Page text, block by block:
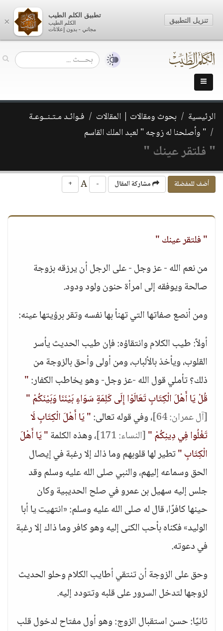
الرئيسية بحوث ومقالات | المقالات
فـوائـد مـتـنــوعـة
" وأصلحنا له زوجه " لعبد الملك القاسم
" فلتقر عينك "
أضف للمفضلة مشاركة المقال -
+
" فلتقر عينك "
من نعم الله - عز وجل - على الرجل أن يرزقه بزوجة
صالحة ويوفقه إلى امرأة حنون ولود ودود.
ومن أنصع صفاتها التي تهنأ بها نفسه وتقر برؤيتها عينه:
أولاً: طيب الكلام وانتقاؤه: فإن طيب الحديث يأسر
القلوب، ويأخذ بالألباب، ومن أولى وأحق بالزوجة من
ذلك؟ تأملي قول الله -عز وجل- وهو يخاطب الكفار:"
قُلْ يَا أَهْلَ الْكِتَابِ تَعَالَوْا إِلَى كَلِمَةٍ سَوَاءٍ بَيْنَنَا وَبَيْنَكُمْ "
[آل عمران: 64]
، وفي قوله تعالى:" يَا أَهْلَ الْكِتَابِ لَا
تَغْلُوا فِي دِينِكُمْ "[النساء: 171] ، وهذه الكلمة" يَا أَهْلَ
الْكِتَابِ "تطير لها قلوبهم وما ذاك إلا رغبة في إيصال
الحق وسماعه إليهم، والنبي صلى الله عليه وسلم وقد
جلس إليه سهيل بن عمرو في صلح الحديبية وكان
حينها كافرًا، قال له صلى الله عليه وسلم: «انتهيت يا أبا
الوليد» فكناه بأحب الكنى إليه وهو كافر وما ذاك إلا رغبة
في دعوته.
وحق على الزوجة أن تنتقي أطايب الكلام وحلو الحديث
لزوجها لتدخل السرور على قلبه وتتودد إليه.
ثانيًا: حسن استقبال الزوج: وهو أول مفتاح لدخول قلب
×
تطبيق الكلم الطيب
الكلم الطيب
مجاني - بدون إعلانات
تنزيل التطبيق